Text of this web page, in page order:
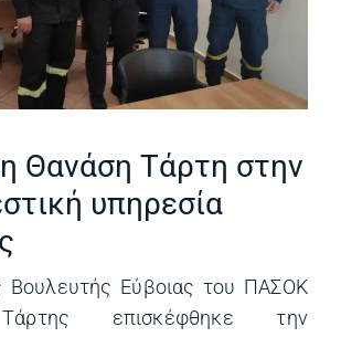
Θανάση Τάρτη στην
υπηρεσία
Βουλευτής Εύβοιας του ΠΑΣΟΚ
επισκέφθηκε την